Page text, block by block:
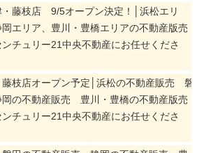
・藤枝店 9/5オープン決定！│浜松エリ
エリア、豊川・豊橋エリアの不動産版売
ンチュリー21中央不動産にお任せくださ
枝店オープン予定│浜松の不動産販売 磐
の不動産販売 豊川・豊橋の不動産版売
ンチュリー21中央不動産にお任せくださ